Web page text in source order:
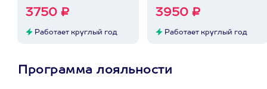
3750 ₽
Работает круглый год
3950 ₽
Работает круглый год
Программа лояльности